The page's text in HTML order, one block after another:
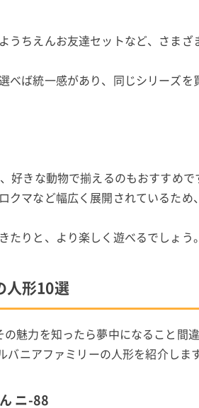
うちえんお友達セットなど、さまざ
べば統一感があり、同じシリーズを
きな動物で揃えるのもおすすめで
クマなど幅広く展開されているため
りと、より楽しく遊べるでしょう。
人形10選
魅力を知ったら夢中になること間違
ニアファミリーの人形を紹介します
ニ-88